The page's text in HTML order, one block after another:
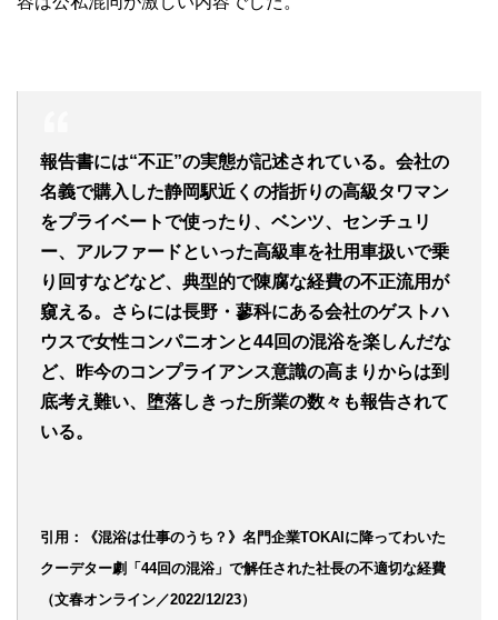
報告書には“不正”の実態が記述されている。会社の
名義で購入した静岡駅近くの指折りの高級タワマン
をプライベートで使ったり、ベンツ、センチュリ
ー、アルファードといった高級車を社用車扱いで乗
り回すなどなど、典型的で陳腐な経費の不正流用が
窺える。さらには長野・蓼科にある会社のゲストハ
ウスで女性コンパニオンと44回の混浴を楽しんだな
ど、昨今のコンプライアンス意識の高まりからは到
底考え難い、堕落しきった所業の数々も報告されて
いる。
引用：《混浴は仕事のうち？》名門企業TOKAIに降ってわいた
クーデター劇「44回の混浴」で解任された社長の不適切な経費
（文春オンライン／2022/12/23）